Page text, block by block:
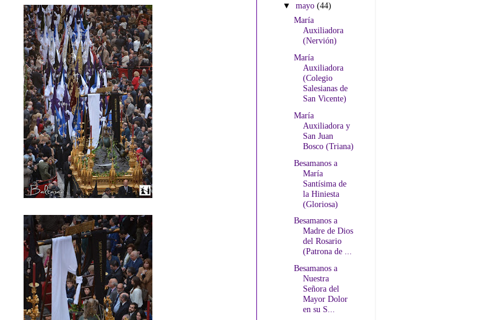
▼mayo(44)
María
Auxiliadora
(Nervión)
María
Auxiliadora
(Colegio
Salesianas de
San Vicente)
María
Auxiliadora y
San Juan
Bosco (Triana)
Besamanos a
María
Santísima de
la Hiniesta
(Gloriosa)
Besamanos a
Madre de Dios
del Rosario
(Patrona de ...
Besamanos a
Nuestra
Señora del
Mayor Dolor
en su S...